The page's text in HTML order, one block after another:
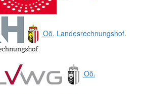
Oö. Landesrechnungshof.
Oö.